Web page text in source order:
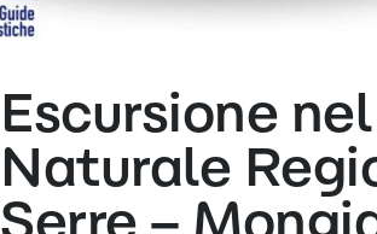
Escursione
Naturale
Serre –